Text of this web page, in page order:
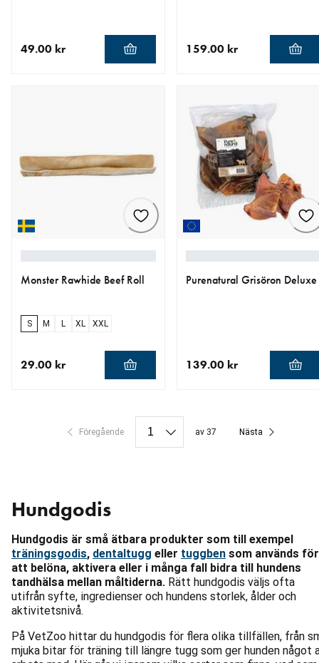
49.00 kr 159.00 kr
Monster Rawhide Beef Roll
S M L XL XXL
29.00 kr
Purenatural Grisöron Deluxe
139.00 kr
Föregående av 37 Nästa
Hundgodis
Hundgodis är små ätbara produkter som till exempel
träningsgodis, dentaltugg eller tuggben som används för
att belöna, aktivera eller i många fall bidra till hundens
tandhälsa mellan måltiderna. Rätt hundgodis väljs ofta
utifrån syfte, ingredienser och hundens storlek, ålder och
aktivitetsnivå.
På VetZoo hittar du hundgodis för flera olika tillfällen, från
mjuka bitar för träning till längre tugg som ger hunden något